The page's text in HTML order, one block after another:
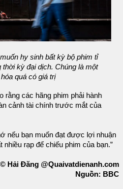
hy sinh bất kỳ bộ phim tỉ
thời kỳ đại dịch. Chúng là một
quá có giá trị
rằng các hãng phim phải hành
cảnh tài chính trước mắt của
nếu bạn muốn đạt được lợi nhuận
nhiều rạp để chiếu phim của bạn.”
Hải Đăng @Quaivatdienanh.com
Nguồn: BBC